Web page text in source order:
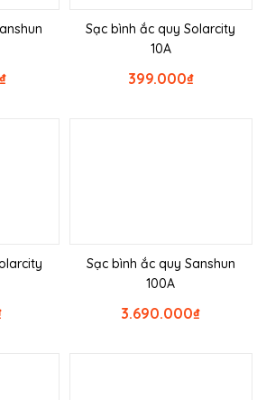
₫
Sạc bình ắc quy Solarcity
10A
₫
399.000
Sạc bình ắc quy Sanshun
100A
₫
3.690.000